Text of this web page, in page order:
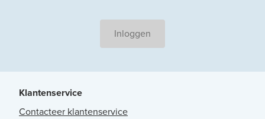
Inloggen
Klantenservice
Contacteer klantenservice